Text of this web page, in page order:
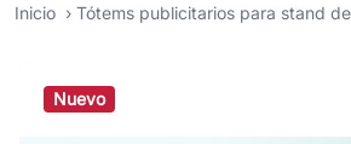
Inicio Tótems publicitarios para stand
Nuevo